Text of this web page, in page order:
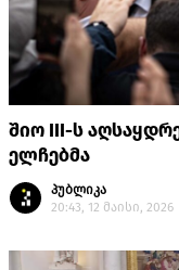
შიო III-ს
ელჩებმა
პუბლიკა
20:43, 12 მაისი, 2026